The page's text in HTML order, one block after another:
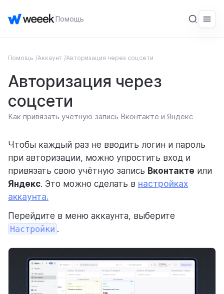
Помощь
ОБЩЕЕ
Введение
Начало работы
СЕРВИС
Рабочие пространства
Аккаунт
Рабочее пространство
Уведомления
Импорт
Мини-сервисы
Как оплатить
Помощь Аккаунт Авторизация через соцсети
Авторизация через
соцсети
Как привязать учётную запись Вконтакте и Яндекс
Чтобы каждый раз не вводить логин и пароль
при авторизации, можно упростить вход и
привязать свою учётную запись Вконтакте или
Яндекс. Это можно сделать в настройках
аккаунта.
Перейдите в меню аккаунта, выберите
Настройки .